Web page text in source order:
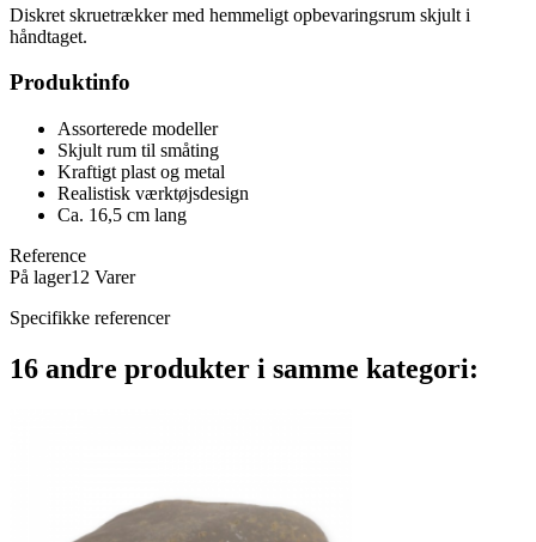
Diskret skruetrækker med hemmeligt opbevaringsrum skjult i
håndtaget.
Produktinfo
Assorterede modeller
Skjult rum til småting
Kraftigt plast og metal
Realistisk værktøjsdesign
Ca. 16,5 cm lang
Reference
På lager12 Varer
Specifikke referencer
16 andre produkter i samme kategori: